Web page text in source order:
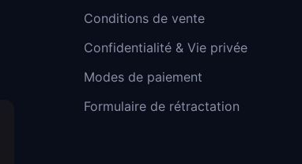
Conditions de vente
Confidentialité & Vie privée
Modes de paiement
Formulaire de rétractation